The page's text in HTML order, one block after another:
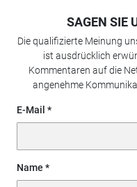
SAGEN SIE
Die qualifizierte Meinung
ist ausdrücklich
Kommentaren auf die
angenehme
E-Mail
Name